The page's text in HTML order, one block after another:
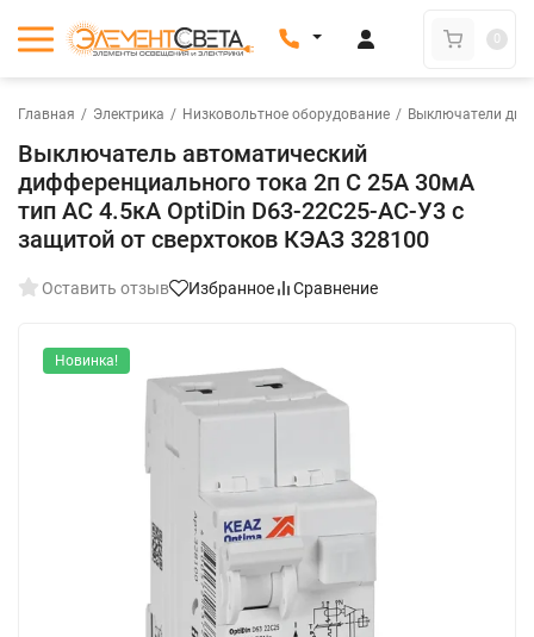
0
Главная / Электрика / Низковольтное оборудование / Выключатели
Выключатель автоматический
дифференциального тока 2п C 25А 30мА
тип AC 4.5кА OptiDin D63-22C25-AC-У3 с
защитой от сверхтоков КЭАЗ 328100
Оставить отзыв Избранное Сравнение
Новинка!